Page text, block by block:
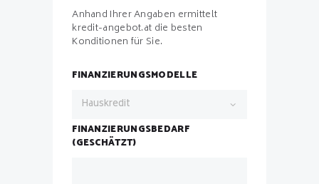
Anhand Ihrer Angaben ermittelt
kredit-angebot.at die besten
Konditionen für Sie.
FINANZIERUNGSMODELLE
FINANZIERUNGSBEDARF
(GESCHÄTZT)